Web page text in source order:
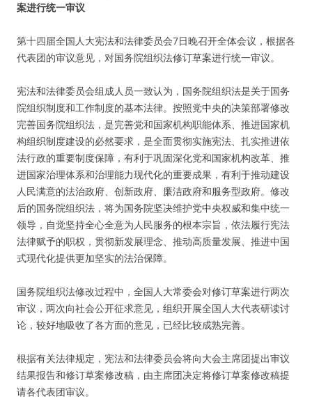
案进行统一审议
第十四届全国人大宪法和法律委员会7日晚召开全体会议，根据各
代表团的审议意见，对国务院组织法修订草案进行统一审议。
宪法和法律委员会组成人员一致认为，国务院组织法是关于国务
院组织制度和工作制度的基本法律。按照党中央的决策部署修改
完善国务院组织法，是完善党和国家机构职能体系、推进国家机
构组织制度建设的必然要求，是全面贯彻实施宪法、扎实推进依
法行政的重要制度保障，有利于巩固深化党和国家机构改革、推
进国家治理体系和治理能力现代化的重要成果，有利于推动建设
人民满意的法治政府、创新政府、廉洁政府和服务型政府。修改
后的国务院组织法，将为国务院坚决维护党中央权威和集中统一
领导，自觉坚持全心全意为人民服务的根本宗旨，依法履行宪法
法律赋予的职权，贯彻新发展理念、推动高质量发展、推进中国
式现代化提供更加坚实的法治保障。
国务院组织法修改过程中，全国人大常委会对修订草案进行两次
审议，两次向社会公开征求意见，组织开展全国人大代表研读讨
论，较好地吸收了各方面的意见，已经比较成熟完善。
根据有关法律规定，宪法和法律委员会将向大会主席团提出审议
结果报告和修订草案修改稿，由主席团决定将修订草案修改稿提
请各代表团审议。